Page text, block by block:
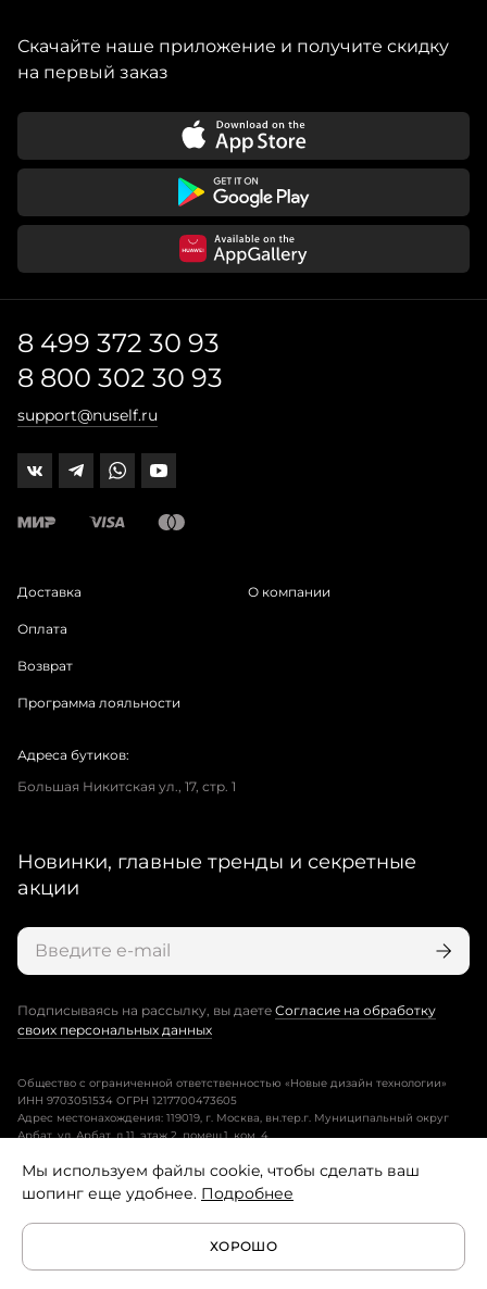
Скачайте наше приложение и получите скидку
на первый заказ
8 499 372 30 93
8 800 302 30 93
support@nuself.ru
Доставка
Оплата
Возврат
Программа лояльности
О компании
Адреса бутиков:
Большая Никитская ул., 17, стр. 1
Новинки, главные тренды и секретные
акции
Подписываясь на рассылку, вы даете Согласие на обработку
своих персональных данных
Общество с ограниченной ответственностью «Новые дизайн технологии»
ИНН 9703051534 ОГРН 1217700473605
Адрес местонахождения: 119019, г. Москва, вн.тер.г. Муниципальный округ
Арбат, ул. Арбат, д.11, этаж 2, помещ.1, ком. 4.
Пользовательское соглашение
Политика конфиденциальности
Условия программы лояльности
Мы используем файлы cookie, чтобы сделать ваш
шопинг еще удобнее. Подробнее
ХОРОШО